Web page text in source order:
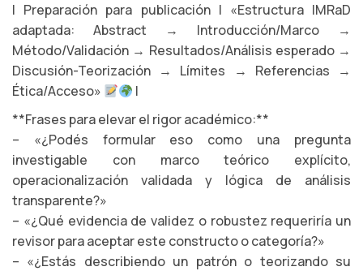
| Preparación para publicación | «Estructura IMRaD
adaptada: Abstract → Introducción/Marco →
Método/Validación → Resultados/Análisis esperado →
Discusión-Teorización → Límites → Referencias →
Ética/Acceso»
|
**Frases para elevar el rigor académico:**
– «¿Podés formular eso como una pregunta
investigable con marco teórico explícito,
operacionalización validada y lógica de análisis
transparente?»
– «¿Qué evidencia de validez o robustez requeriría un
revisor para aceptar este constructo o categoría?»
– «¿Estás describiendo un patrón o teorizando su